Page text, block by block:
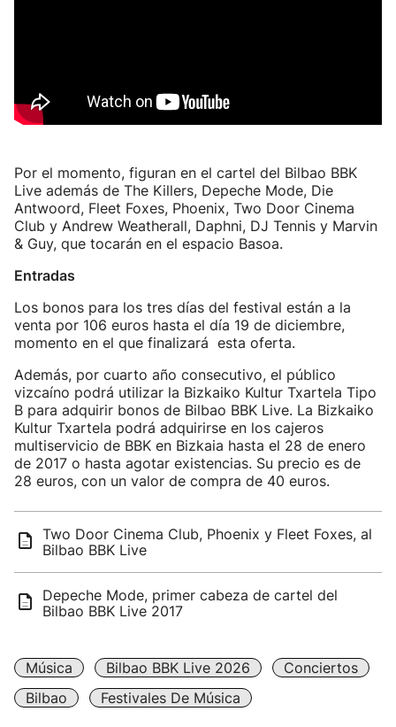
Por el momento, figuran en el cartel del Bilbao BBK
Live además de The Killers, Depeche Mode, Die
Antwoord, Fleet Foxes, Phoenix, Two Door Cinema
Club y Andrew Weatherall, Daphni, DJ Tennis y Marvin
& Guy, que tocarán en el espacio Basoa.
Entradas
Los bonos para los tres días del festival están a la
venta por 106 euros hasta el día 19 de diciembre,
momento en el que finalizará esta oferta.
Además, por cuarto año consecutivo, el público
vizcaíno podrá utilizar la Bizkaiko Kultur Txartela Tipo
B para adquirir bonos de Bilbao BBK Live. La Bizkaiko
Kultur Txartela podrá adquirirse en los cajeros
multiservicio de BBK en Bizkaia hasta el 28 de enero
de 2017 o hasta agotar existencias. Su precio es de
28 euros, con un valor de compra de 40 euros.
Two Door Cinema Club, Phoenix y Fleet Foxes, al
Bilbao BBK Live
Depeche Mode, primer cabeza de cartel del
Bilbao BBK Live 2017
Música Bilbao BBK Live 2026
Conciertos
Bilbao
Festivales De Música